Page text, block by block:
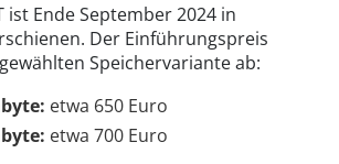
ist Ende September 2024 in
Der Einführungspreis
Speichervariante ab:
etwa 650 Euro
etwa 700 Euro